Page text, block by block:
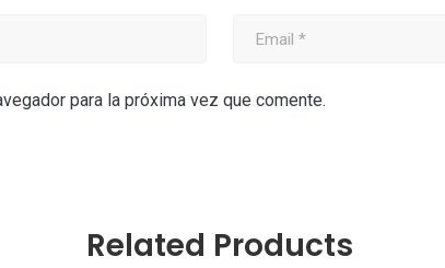
para la próxima vez que comente.
Related Products